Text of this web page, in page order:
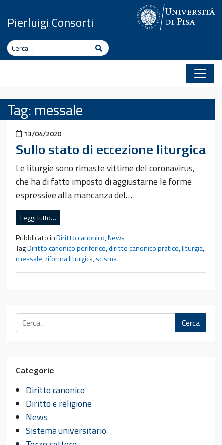
Pierluigi Consorti
Cerca Cerca
Tag: messale
Pubblicato il
13/04/2020
Sullo stato di eccezione liturgica
Le liturgie sono rimaste vittime del coronavirus,
che ha di fatto imposto di aggiustarne le forme
espressive alla mancanza del…
Leggi tutto…
Pubblicato inDiritto canonico,News
TagDiritto canonico periferico,diritto canonico pratico,liturgia,
messale,riforma liturgica,scisma
Cerca
Categorie
Diritto canonico
Diritto e religione
News
Sistema universitario